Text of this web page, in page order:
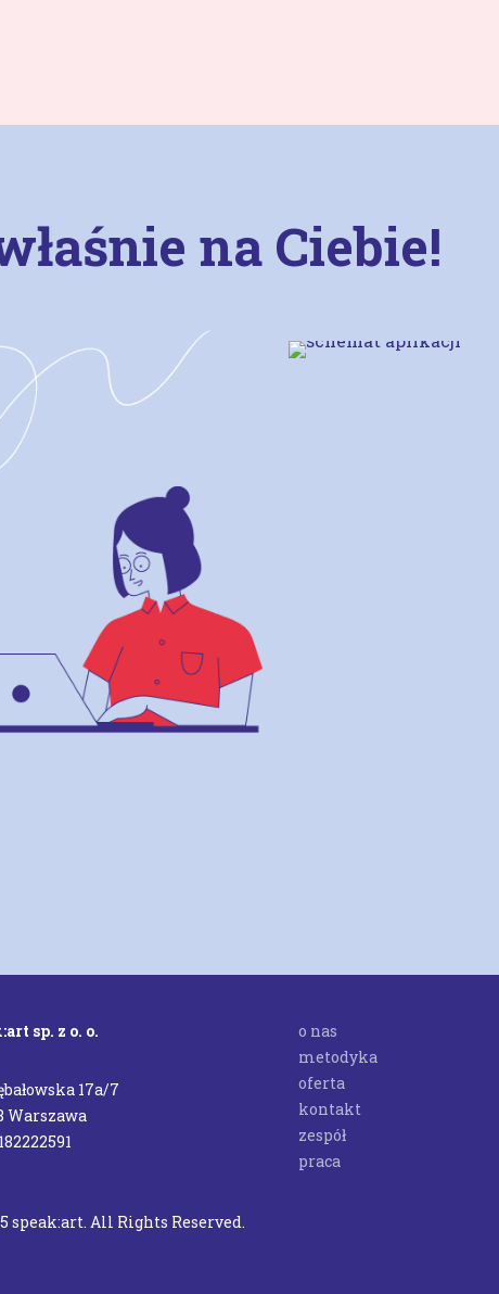
na Ciebie!
sp. z o. o.
17a/7
Warszawa
speak:art. All Rights Reserved.
o nas
metodyka
oferta
kontakt
zespół
praca